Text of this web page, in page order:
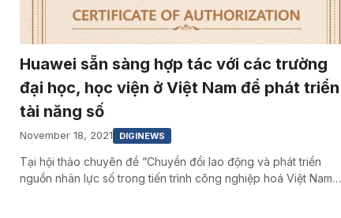
Huawei sẵn sàng hợp tác với các trường
đại học, học viện ở Việt Nam để phát triển
tài năng số
November 18, 2021 DIGINEWS
Tại hội thảo chuyên đề “Chuyển đổi lao động và phát triển
nguồn nhân lực số trong tiến trình công nghiệp hoá Việt Nam…